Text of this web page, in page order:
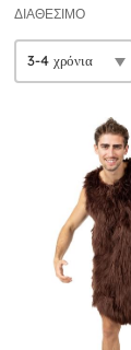
ΔΙΑΘΈΣΙΜΟ